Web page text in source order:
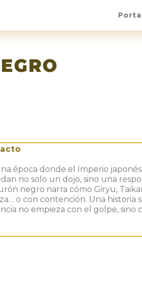
época donde el Imperio
no solo un dojo, sino una
negro narra cómo Giryu,
o con contención. Una historia
no empieza con el golpe, sino